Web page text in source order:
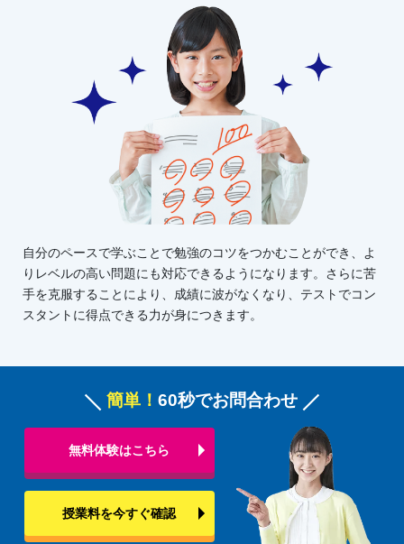
自分のペースで学ぶことで勉強のコツをつかむことができ、よ
りレベルの高い問題にも対応できるようになります。さらに苦
手を克服することにより、成績に波がなくなり、テストでコン
スタントに得点できる力が身につきます。
簡単！ 60秒でお問合わせ
無料体験はこちら
授業料を今すぐ確認